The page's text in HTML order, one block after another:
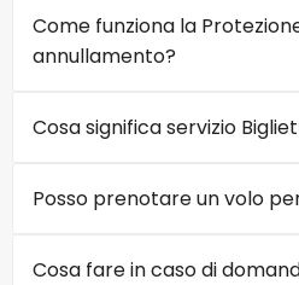
Come funziona la
annullamento?
Cosa significa servizio
Posso prenotare un volo
Cosa fare in caso di